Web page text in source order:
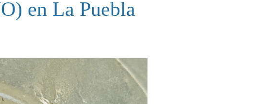
en La Puebla